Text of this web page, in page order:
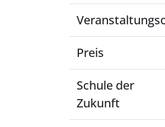
Preis
Schule der
Zukunft